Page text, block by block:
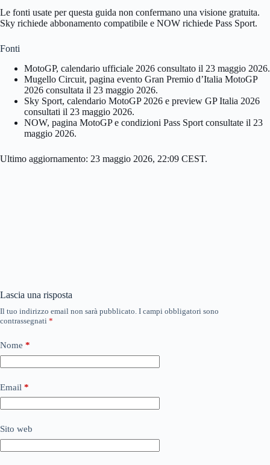
Le fonti usate per questa guida non confermano una visione gratuita.
Sky richiede abbonamento compatibile e NOW richiede Pass Sport.
Fonti
MotoGP, calendario ufficiale 2026 consultato il 23 maggio 2026.
Mugello Circuit, pagina evento Gran Premio d’Italia MotoGP
2026 consultata il 23 maggio 2026.
Sky Sport, calendario MotoGP 2026 e preview GP Italia 2026
consultati il 23 maggio 2026.
NOW, pagina MotoGP e condizioni Pass Sport consultate il 23
maggio 2026.
Ultimo aggiornamento: 23 maggio 2026, 22:09 CEST.
Lascia una risposta
Il tuo indirizzo email non sarà pubblicato. I campi obbligatori sono
contrassegnati *
Nome *
Email *
Sito web